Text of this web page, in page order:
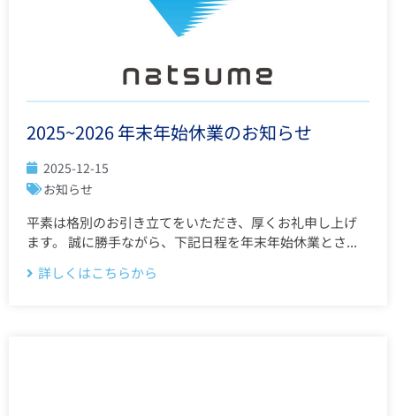
2025~2026 年末年始休業のお知らせ
2025-12-15
お知らせ
平素は格別のお引き立てをいただき、厚くお礼申し上げ
ます。 誠に勝手ながら、下記日程を年末年始休業とさ...
詳しくはこちらから